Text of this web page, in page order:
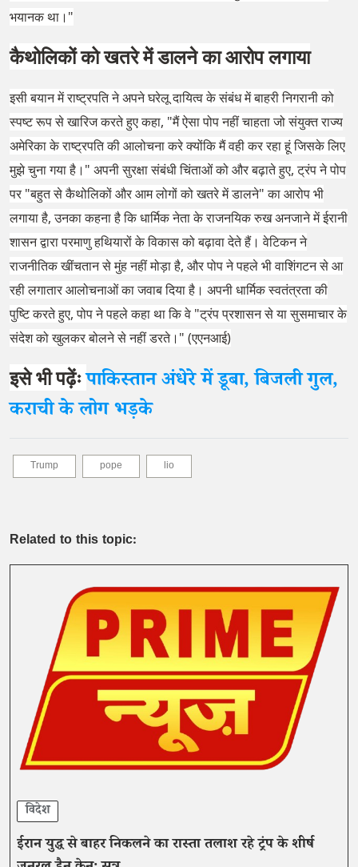
भयानक था।"
कैथोलिकों को खतरे में डालने का आरोप लगाया
इसी बयान में राष्ट्रपति ने अपने घरेलू दायित्व के संबंध में बाहरी निगरानी को
स्पष्ट रूप से खारिज करते हुए कहा, "मैं ऐसा पोप नहीं चाहता जो संयुक्त राज्य
अमेरिका के राष्ट्रपति की आलोचना करे क्योंकि मैं वही कर रहा हूं जिसके लिए
मुझे चुना गया है।" अपनी सुरक्षा संबंधी चिंताओं को और बढ़ाते हुए, ट्रंप ने पोप
पर "बहुत से कैथोलिकों और आम लोगों को खतरे में डालने" का आरोप भी
लगाया है, उनका कहना है कि धार्मिक नेता के राजनयिक रुख अनजाने में ईरानी
शासन द्वारा परमाणु हथियारों के विकास को बढ़ावा देते हैं। वेटिकन ने
राजनीतिक खींचतान से मुंह नहीं मोड़ा है, और पोप ने पहले भी वाशिंगटन से आ
रही लगातार आलोचनाओं का जवाब दिया है। अपनी धार्मिक स्वतंत्रता की
पुष्टि करते हुए, पोप ने पहले कहा था कि वे "ट्रंप प्रशासन से या सुसमाचार के
संदेश को खुलकर बोलने से नहीं डरते।" (एएनआई)
इसे भी पढ़ेंःपाकिस्तान अंधेरे में डूबा, बिजली गुल,
कराची के लोग भड़के
Trump pope lio
Related to this topic:
विदेश
ईरान युद्ध से बाहर निकलने का रास्ता तलाश रहे ट्रंप के शीर्ष